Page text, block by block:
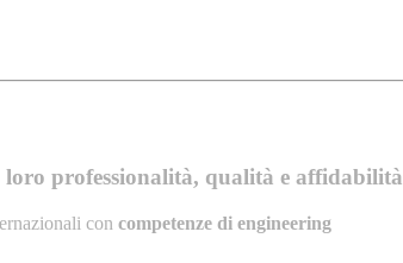
professionalità, qualità e affidabilità
con competenze di engineering